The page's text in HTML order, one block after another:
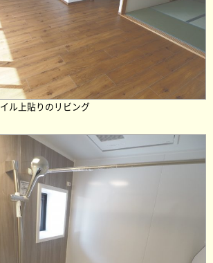
ル上貼りのリビング